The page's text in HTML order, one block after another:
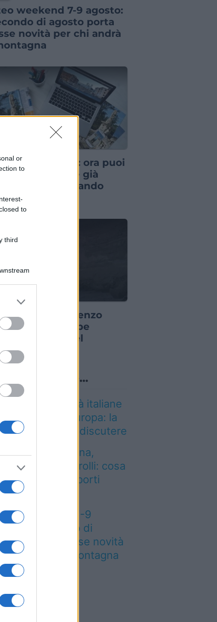
or
to
to
third
grant or
weekend 7-9 agosto:
di agosto porta
novità per chi andrà
dei viaggi”: ora puoi
vacanze già
risparmiando
di euro
di San Lorenzo
potrebbe
più del
sapevi che...
così tante città italiane
le più care d’Europa: la
2026 fa discutere
dalla Spagna,
ai controlli: cosa
negli aeroporti
weekend 7-9
il secondo di
porta grosse novità
chi andrà in montagna